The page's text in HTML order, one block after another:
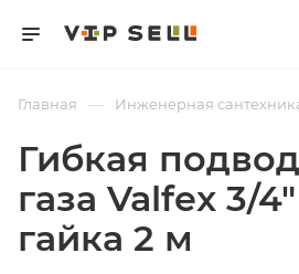
Главная — Инженерная
Гибкая
газа Valfex 3/
гайка 2 м